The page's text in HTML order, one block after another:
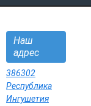
Наш
адрес
386302
Республика
Ингушетия